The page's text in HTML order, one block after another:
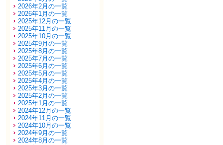
2026年2月の一覧
2026年1月の一覧
2025年12月の一覧
2025年11月の一覧
2025年10月の一覧
2025年9月の一覧
2025年8月の一覧
2025年7月の一覧
2025年6月の一覧
2025年5月の一覧
2025年4月の一覧
2025年3月の一覧
2025年2月の一覧
2025年1月の一覧
2024年12月の一覧
2024年11月の一覧
2024年10月の一覧
2024年9月の一覧
2024年8月の一覧